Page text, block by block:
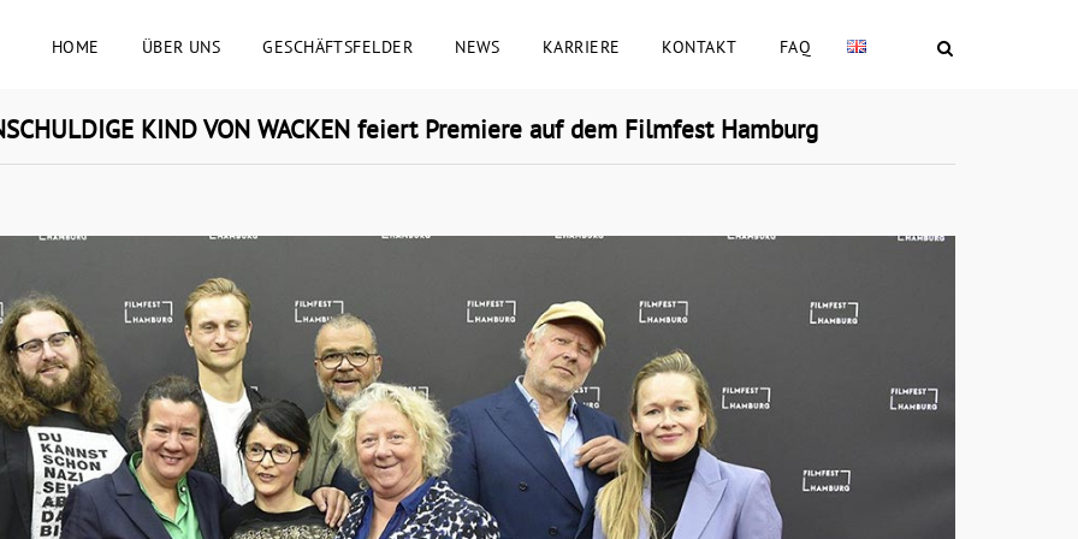
HOME ÜBER UNS GESCHÄFTSFELDER NEWS KARRIERE KONTAKT FAQ
KIND VON WACKEN feiert Premiere auf dem Filmfest Hamburg